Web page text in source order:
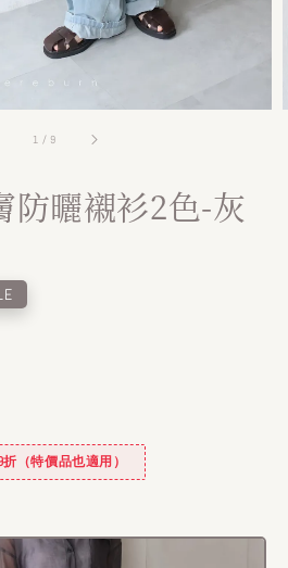
1 / 9
防曬襯衫2色-灰
（特價品也適用）